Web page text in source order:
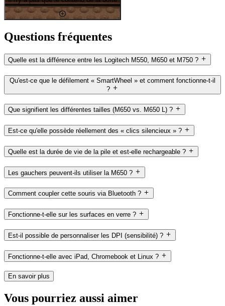
Questions fréquentes
Quelle est la différence entre les Logitech M550, M650 et M750 ?
Qu'est-ce que le défilement « SmartWheel » et comment fonctionne-t-il
?
Que signifient les différentes tailles (M650 vs. M650 L) ?
Est-ce qu'elle possède réellement des « clics silencieux » ?
Quelle est la durée de vie de la pile et est-elle rechargeable ?
Les gauchers peuvent-ils utiliser la M650 ?
Comment coupler cette souris via Bluetooth ?
Fonctionne-t-elle sur les surfaces en verre ?
Est-il possible de personnaliser les DPI (sensibilité) ?
Fonctionne-t-elle avec iPad, Chromebook et Linux ?
En savoir plus
Vous pourriez aussi aimer